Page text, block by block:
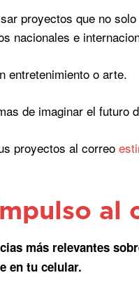
proyectos que no
nacionales e
entretenimiento o arte.
de imaginar el futuro
proyectos al correo
al
más relevantes
en tu celular.